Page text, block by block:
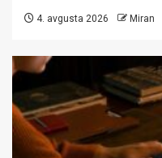
4. avgusta 2026 Miran